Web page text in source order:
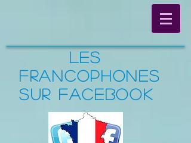
Les
Francophones
sur Facebook